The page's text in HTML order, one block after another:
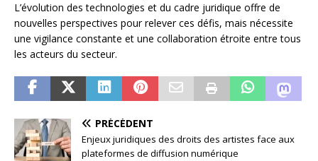
L’évolution des technologies et du cadre juridique offre de
nouvelles perspectives pour relever ces défis, mais nécessite
une vigilance constante et une collaboration étroite entre tous
les acteurs du secteur.
PRÉCÉDENT
Enjeux juridiques des droits des artistes face aux
plateformes de diffusion numérique